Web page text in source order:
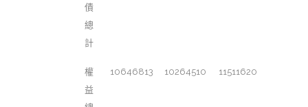
債
總
計
權
益
10646813 10264510 11511620